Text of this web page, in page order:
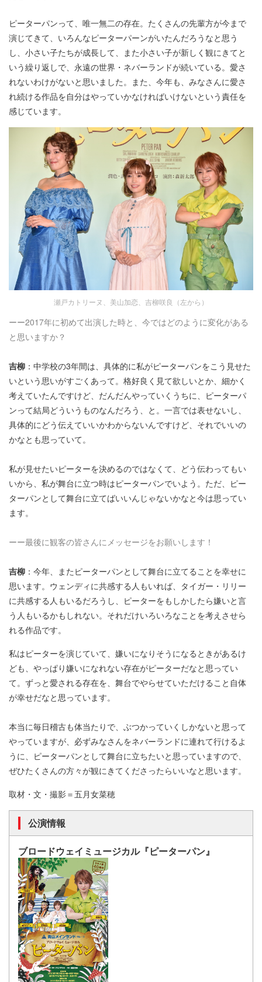
ピーターパンって、唯一無二の存在。たくさんの先輩方が今まで
演じてきて、いろんなピーターパーンがいたんだろうなと思う
し、小さい子たちが成長して、また小さい子が新しく観にきてと
いう繰り返しで、永遠の世界・ネバーランドが続いている。愛さ
れないわけがないと思いました。また、今年も、みなさんに愛さ
れ続ける作品を自分はやっていかなければいけないという責任を
感じています。
瀬戸カトリーヌ、美山加恋、吉柳咲良（左から）
ーー2017年に初めて出演した時と、今ではどのように変化がある
と思いますか？
吉柳 ：中学校の3年間は、具体的に私がピーターパンをこう見せた
いという思いがすごくあって。格好良く見て欲しいとか、細かく
考えていたんですけど、だんだんやっていくうちに、ピーターパ
ンって結局どういうものなんだろう、と。一言では表せないし、
具体的にどう伝えていいかわからないんですけど、それでいいの
かなとも思っていて。
私が見せたいピーターを決めるのではなくて、どう伝わってもい
いから、私が舞台に立つ時はピーターパンでいよう。ただ、ピー
ターパンとして舞台に立てばいいんじゃないかなと今は思ってい
ます。
ーー最後に観客の皆さんにメッセージをお願いします！
吉柳 ：今年、またピーターパンとして舞台に立てることを幸せに
思います。ウェンディに共感する人もいれば、タイガー・リリー
に共感する人もいるだろうし、ピーターをもしかしたら嫌いと言
う人もいるかもしれない。それだけいろいろなことを考えさせら
れる作品です。
私はピーターを演じていて、嫌いになりそうになるときがあるけ
ども、やっぱり嫌いになれない存在がピーターだなと思ってい
て。ずっと愛される存在を、舞台でやらせていただけること自体
が幸せだなと思っています。
本当に毎日稽古も体当たりで、ぶつかっていくしかないと思って
やっていますが、必ずみなさんをネバーランドに連れて行けるよ
うに、ピーターパンとして舞台に立ちたいと思っていますので、
ぜひたくさんの方々が観にきてくださったらいいなと思います。
取材・文・撮影＝五月女菜穂
公演情報
ブロードウェイミュージカル『ピーターパン』